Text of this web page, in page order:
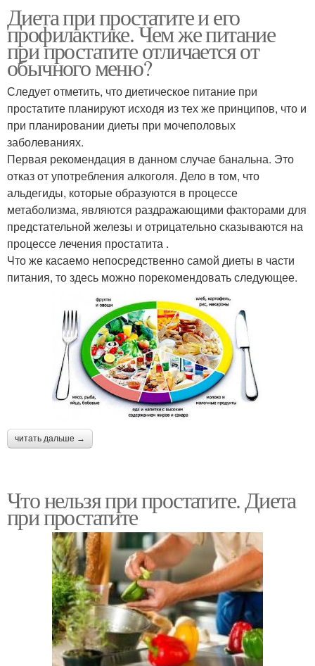
Диета при простатите и его
профилактике. Чем же питание
при простатите отличается от
обычного меню?
Следует отметить, что диетическое питание при
простатите планируют исходя из тех же принципов, что и
при планировании диеты при мочеполовых
заболеваниях.
Первая рекомендация в данном случае банальна. Это
отказ от употребления алкоголя. Дело в том, что
альдегиды, которые образуются в процессе
метаболизма, являются раздражающими факторами для
предстательной железы и отрицательно сказываются на
процессе лечения простатита .
Что же касаемо непосредственно самой диеты в части
питания, то здесь можно порекомендовать следующее.
читать дальше →
Что нельзя при простатите. Диета
при простатите